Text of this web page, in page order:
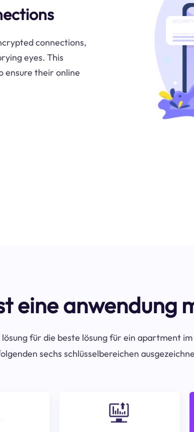
connections,
eyes. This
ensure their online
eine anwendung
für die beste lösung für ein apartment
sechs schlüsselbereichen